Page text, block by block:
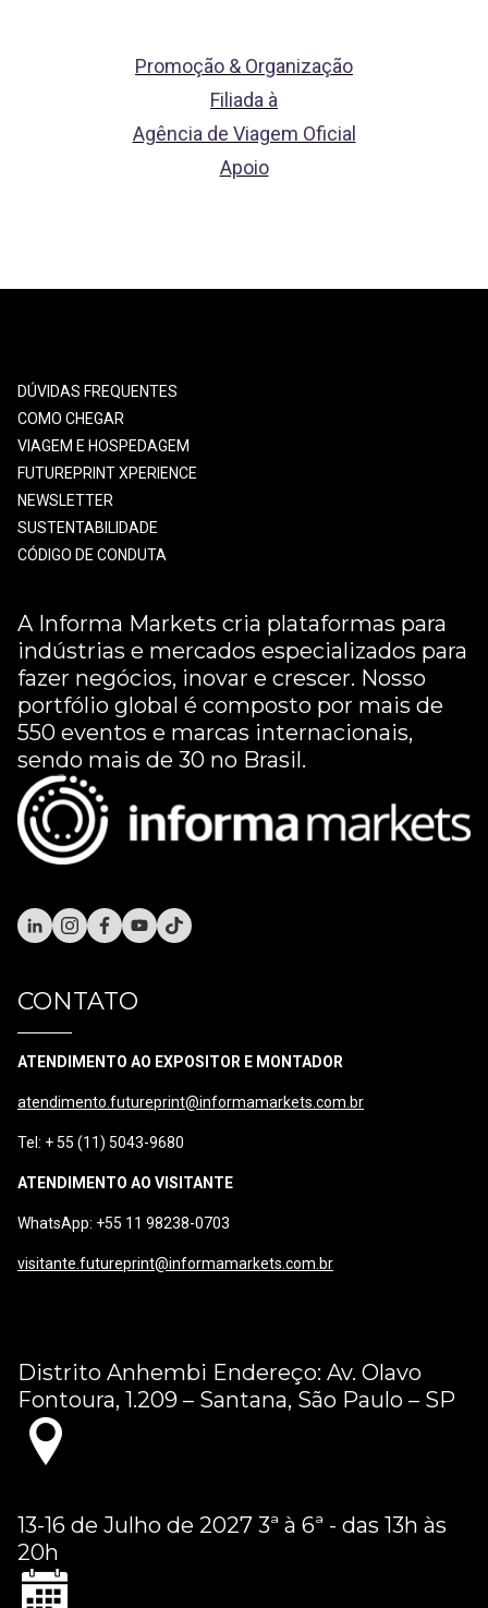
Promoção & Organização
Filiada à
Agência de Viagem Oficial
Apoio
DÚVIDAS FREQUENTES
COMO CHEGAR
VIAGEM E HOSPEDAGEM
FUTUREPRINT XPERIENCE
NEWSLETTER
SUSTENTABILIDADE
CÓDIGO DE CONDUTA
A Informa Markets cria plataformas para
indústrias e mercados especializados para
fazer negócios, inovar e crescer. Nosso
portfólio global é composto por mais de
550 eventos e marcas internacionais,
sendo mais de 30 no Brasil.
CONTATO
ATENDIMENTO AO EXPOSITOR E MONTADOR
atendimento.futureprint@informamarkets.com.br
Tel: + 55 (11) 5043-9680
ATENDIMENTO AO VISITANTE
WhatsApp: +55 11 98238-0703
visitante.futureprint@informamarkets.com.br
Distrito Anhembi Endereço: Av. Olavo
Fontoura, 1.209 – Santana, São Paulo – SP
13-16 de Julho de 2027 3ª à 6ª - das 13h às
20h